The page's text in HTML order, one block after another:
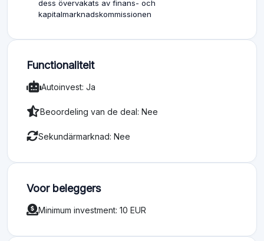
dess övervakats av finans- och
kapitalmarknadskommissionen
Functionaliteit
Autoinvest: Ja
Beoordeling van de deal: Nee
Sekundärmarknad: Nee
Voor beleggers
Minimum investment: 10 EUR